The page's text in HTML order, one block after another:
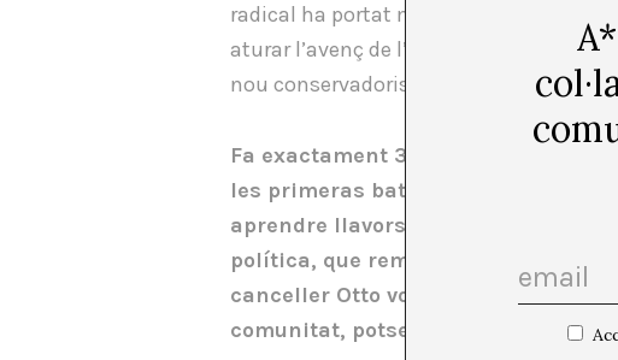
radical ha portat moltes de nosaltres
aturar l’avenç de l’extrema dreta era
nou conservadorisme d’esquerres,
Fa exactament 30 anys que la
les primeras batalles i fixant les
aprendre llavors que el que és
política, que remet a les diferents
canceller Otto von Bismarck va
comunitat, potser és el moment de